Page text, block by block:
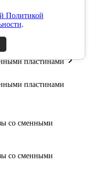
пластинами
пластинами
со сменными
со сменными
Политикой
.